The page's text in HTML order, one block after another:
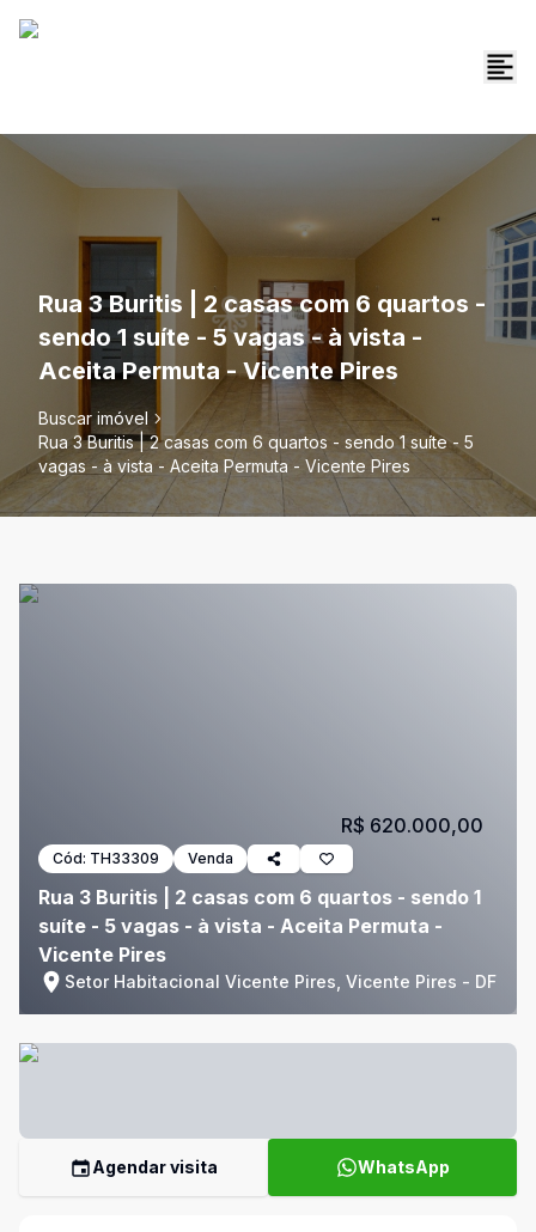
Rua 3 Buritis | 2 casas com 6 quartos -
sendo 1 suíte - 5 vagas - à vista -
Aceita Permuta - Vicente Pires
Buscar imóvel
Rua 3 Buritis | 2 casas com 6 quartos - sendo 1 suíte - 5
vagas - à vista - Aceita Permuta - Vicente Pires
Cód: TH33309 Venda
Rua 3 Buritis | 2 casas com 6 quartos - sendo 1
suíte - 5 vagas - à vista - Aceita Permuta -
Vicente Pires
Setor Habitacional Vicente Pires, Vicente Pires - DF
R$ 620.000,00
Agendar visita WhatsApp